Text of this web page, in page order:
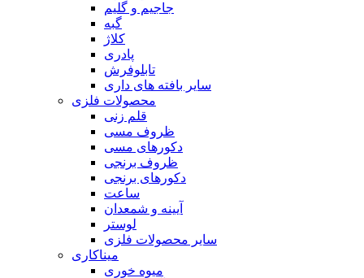
جاجیم و گلیم
گبه
کلاژ
پادری
تابلوفرش
سایر بافته های داری
محصولات فلزی
قلم زنی
ظروف مسی
دکورهای مسی
ظروف برنجی
دکورهای برنجی
ساعت
آیینه و شمعدان
لوستر
سایر محصولات فلزی
میناکاری
میوه خوری